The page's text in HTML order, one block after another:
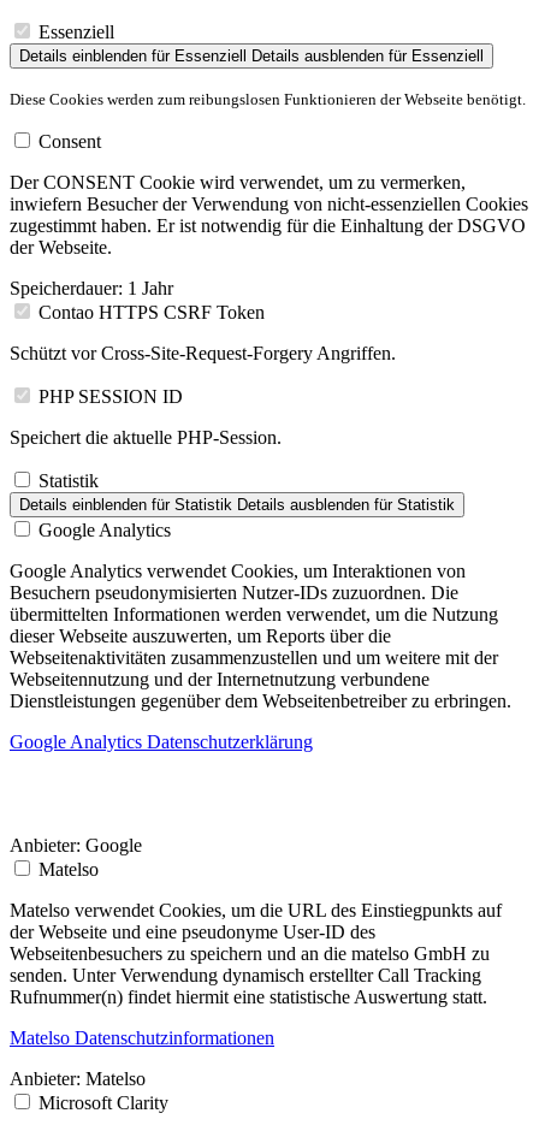
Essenziell
Details einblenden für Essenziell Details ausblenden für Essenziell
Diese Cookies werden zum reibungslosen Funktionieren der Webseite benötigt.
Consent
Der CONSENT Cookie wird verwendet, um zu vermerken,
inwiefern Besucher der Verwendung von nicht-essenziellen Cookies
zugestimmt haben. Er ist notwendig für die Einhaltung der DSGVO
der Webseite.
Speicherdauer: 1 Jahr
Contao HTTPS CSRF Token
Schützt vor Cross-Site-Request-Forgery Angriffen.
PHP SESSION ID
Speichert die aktuelle PHP-Session.
Statistik
Details einblenden für Statistik Details ausblenden für Statistik
Google Analytics
Google Analytics verwendet Cookies, um Interaktionen von
Besuchern pseudonymisierten Nutzer-IDs zuzuordnen. Die
übermittelten Informationen werden verwendet, um die Nutzung
dieser Webseite auszuwerten, um Reports über die
Webseitenaktivitäten zusammenzustellen und um weitere mit der
Webseitennutzung und der Internetnutzung verbundene
Dienstleistungen gegenüber dem Webseitenbetreiber zu erbringen.
Google Analytics Datenschutzerklärung
Anbieter: Google
Matelso
Matelso verwendet Cookies, um die URL des Einstiegpunkts auf
der Webseite und eine pseudonyme User-ID des
Webseitenbesuchers zu speichern und an die matelso GmbH zu
senden. Unter Verwendung dynamisch erstellter Call Tracking
Rufnummer(n) findet hiermit eine statistische Auswertung statt.
Matelso Datenschutzinformationen
Anbieter: Matelso
Microsoft Clarity